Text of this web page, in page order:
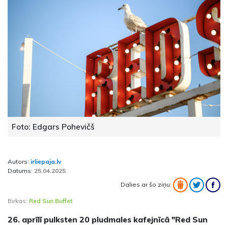
Foto: Edgars Pohevičš
Autors: irliepaja.lv
Datums: 25.04.2025
Dalies ar šo ziņu:
Birkas: Red Sun Buffet
26. aprīlī pulksten 20 pludmales kafejnīcā "Red Sun